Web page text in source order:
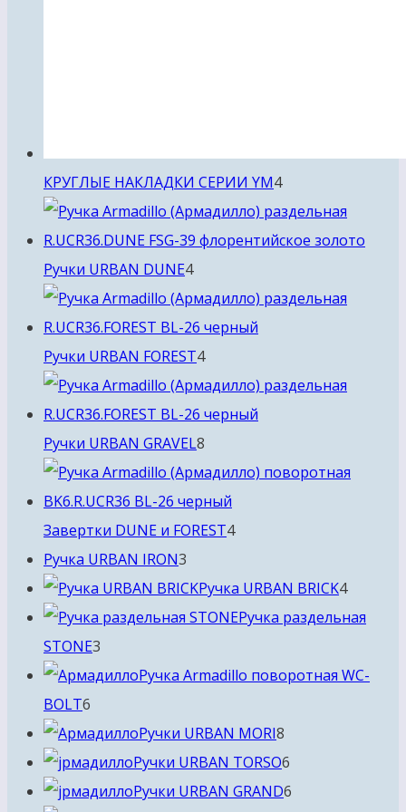
КРУГЛЫЕ НАКЛАДКИ СЕРИИ YM44
товара
Ручки URBAN DUNE44
товара
Ручки URBAN FOREST44
товара
Ручки URBAN GRAVEL8
товаров
Завертки DUNE и FOREST44
Ручка URBAN IRON3
товара
Ручка URBAN BRICK44
товара
Ручка раздельная
STONE3
товараРучка Armadillo поворотная WC-
BOLT6
товаровРучки URBAN MORI8
товаров
Ручки URBAN TORSO6
товаров
Ручки URBAN GRAND6